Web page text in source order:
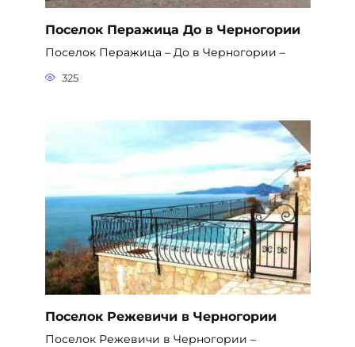
Поселок Перажица До в Черногории
Поселок Перажица – До в Черногории –
325
Поселок Режевичи в Черногории
Поселок Режевичи в Черногории –